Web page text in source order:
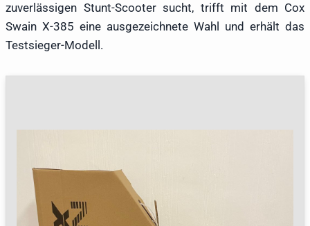
zuverlässigen Stunt-Scooter sucht, trifft mit dem Cox
Swain X-385 eine ausgezeichnete Wahl und erhält das
Testsieger-Modell.